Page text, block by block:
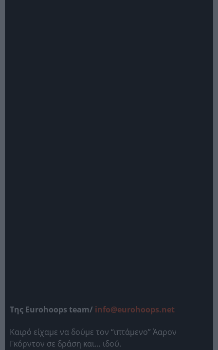
Tης Eurohoops team/ info@eurohoops.net
Καιρό είχαμε να δούμε τον “ιπτάμενο” Άαρον
Γκόρντον σε δράση και… ιδού.